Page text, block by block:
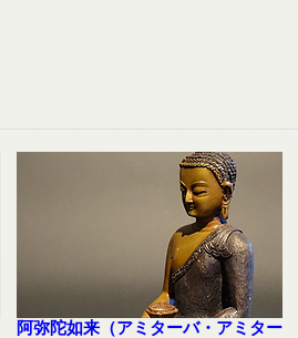
阿弥陀如来（アミターバ・アミター